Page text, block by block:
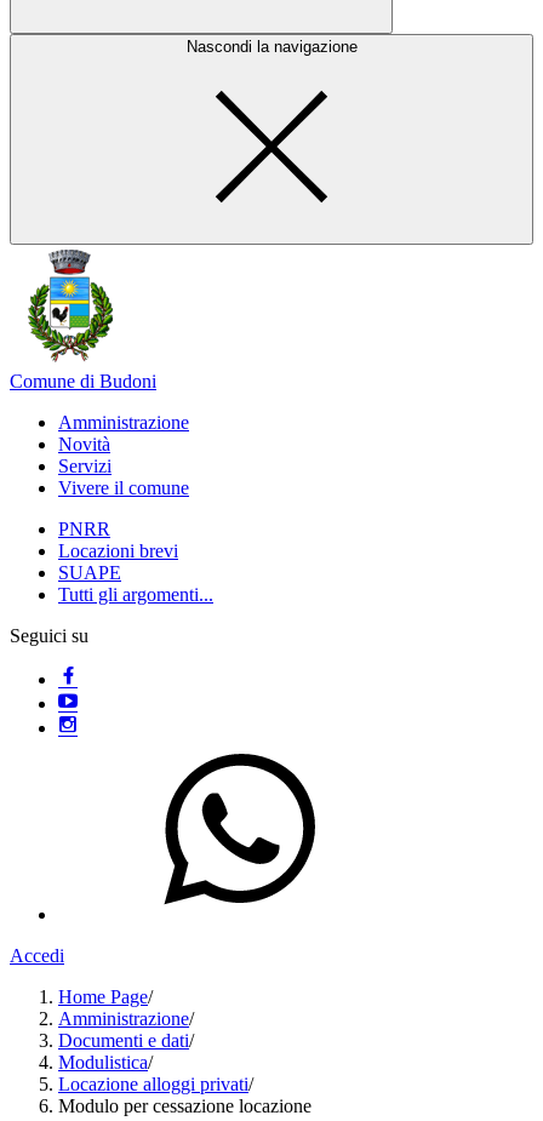
Nascondi la navigazione
Comune di Budoni
Amministrazione
Novità
Servizi
Vivere il comune
PNRR
Locazioni brevi
SUAPE
Tutti gli argomenti...
Seguici su
Accedi
Home Page/
Amministrazione/
Documenti e dati/
Modulistica/
Locazione alloggi privati/
Modulo per cessazione locazione